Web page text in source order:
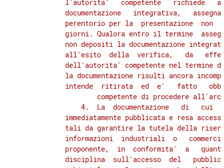
l'autorita'   competente   richiede
documentazione   integrativa,
perentorio per la  presentazione  non
giorni. Qualora entro il termine
non depositi la documentazione
all'esito  della  verifica,   da
dell'autorita' competente nel termine
la documentazione risulti ancora
intende  ritirata  ed  e'   fatto
competente di procedere
4.  La  documentazione   di   cui
immediatamente pubblicata e resa
tali da garantire la tutela della
informazioni  industriali  o
proponente,  in  conformita'  a
disciplina  sull'accesso  del